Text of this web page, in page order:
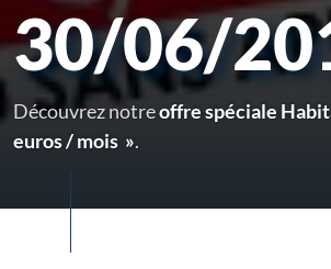
30/06/
Découvrez notreoffre spéciale
euros / mois ».